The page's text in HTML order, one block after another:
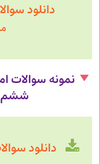
دانلود
نمونه سوالات
ششم
دانلود